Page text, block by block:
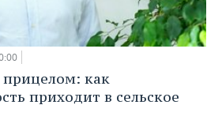
прицелом: как
приходит в сельское